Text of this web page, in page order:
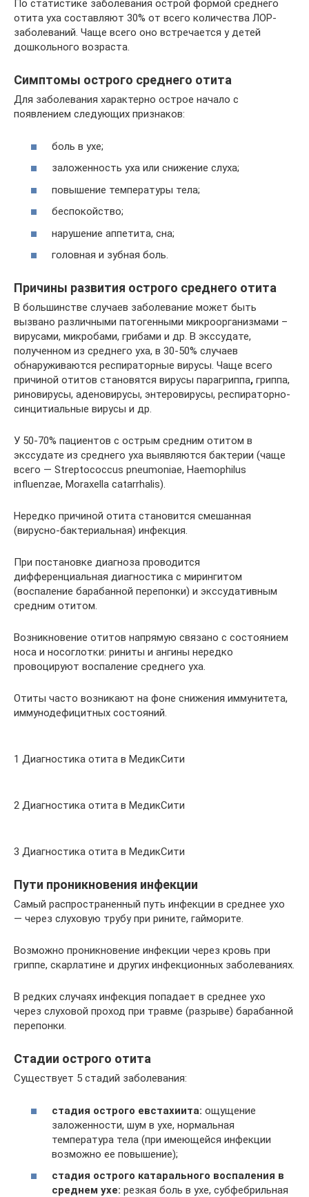
По статистике заболевания острой формой среднего
отита уха составляют 30% от всего количества ЛОР-
заболеваний. Чаще всего оно встречается у детей
дошкольного возраста.
Симптомы острого среднего отита
Для заболевания характерно острое начало с
появлением следующих признаков:
боль в ухе;
заложенность уха или снижение слуха;
повышение температуры тела;
беспокойство;
нарушение аппетита, сна;
головная и зубная боль.
Причины развития острого среднего отита
В большинстве случаев заболевание может быть
вызвано различными патогенными микроорганизмами –
вирусами, микробами, грибами и др. В экссудате,
полученном из среднего уха, в 30-50% случаев
обнаруживаются респираторные вирусы. Чаще всего
причиной отитов становятся вирусы парагриппа, гриппа,
риновирусы, аденовирусы, энтеровирусы, респираторно-
синцитиальные вирусы и др.
У 50-70% пациентов с острым средним отитом в
экссудате из среднего уха выявляются бактерии (чаще
всего — Streptococcus pneumoniae, Haemophilus
influenzae, Moraxella catarrhalis).
Нередко причиной отита становится смешанная
(вирусно-бактериальная) инфекция.
При постановке диагноза проводится
дифференциальная диагностика с мирингитом
(воспаление барабанной перепонки) и экссудативным
средним отитом.
Возникновение отитов напрямую связано с состоянием
носа и носоглотки: риниты и ангины нередко
провоцируют воспаление среднего уха.
Отиты часто возникают на фоне снижения иммунитета,
иммунодефицитных состояний.
1 Диагностика отита в МедикСити
2 Диагностика отита в МедикСити
3 Диагностика отита в МедикСити
Пути проникновения инфекции
Самый распространенный путь инфекции в среднее ухо
— через слуховую трубу при рините, гайморите.
Возможно проникновение инфекции через кровь при
гриппе, скарлатине и других инфекционных заболеваниях.
В редких случаях инфекция попадает в среднее ухо
через слуховой проход при травме (разрыве) барабанной
перепонки.
Стадии острого отита
Существует 5 стадий заболевания:
стадия острого евстахиита: ощущение
заложенности, шум в ухе, нормальная
температура тела (при имеющейся инфекции
возможно ее повышение);
стадия острого катарального воспаления в
среднем ухе: резкая боль в ухе, субфебрильная